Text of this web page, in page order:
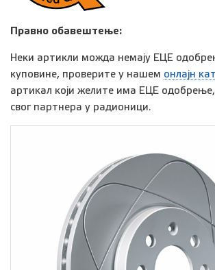
Правно обавештење:
Неки артикли можда немају ЕЦЕ
куповине, проверите у нашем онлајн
артикал који желите има ЕЦЕ одобрење,
свог партнера у радионици.